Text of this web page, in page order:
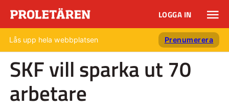
LOGGA IN
Lås upp hela webbplatsen Prenumerera
SKF vill sparka ut 70
arbetare